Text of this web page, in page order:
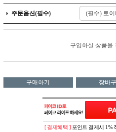
주문옵션(필수)
구입하실 상품을
구매하기 장바
[ 결제혜택 ] 포인트 결제시 1%